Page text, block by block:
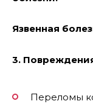
Язвенная
3.
Переломы